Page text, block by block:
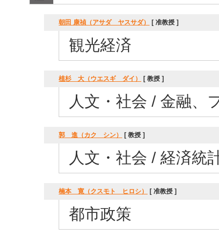
朝田 康禎（アサダ ヤスサダ） [ 准教授 ]
観光経済
植杉 大（ウエスギ ダイ） [ 教授 ]
人文・社会 / 金融、
郭 進（カク シン） [ 教授 ]
人文・社会 / 経済統
楠本 寛（クスモト ヒロシ） [ 准教授 ]
都市政策